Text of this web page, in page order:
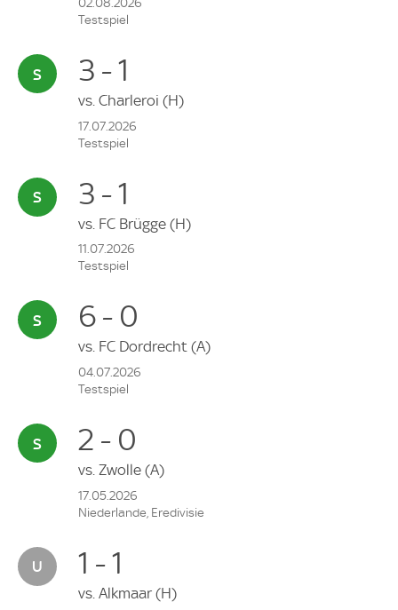
02.08.2026
Testspiel
3 - 1
vs. Charleroi (H)
17.07.2026
Testspiel
3 - 1
vs. FC Brügge (H)
11.07.2026
Testspiel
6 - 0
vs. FC Dordrecht (A)
04.07.2026
Testspiel
2 - 0
vs. Zwolle (A)
17.05.2026
Niederlande, Eredivisie
1 - 1
vs. Alkmaar (H)